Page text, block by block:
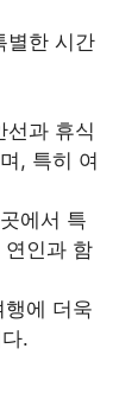
별한 시간
선과 휴식
, 특히 여
에서 특
연인과 함
에 더욱
.